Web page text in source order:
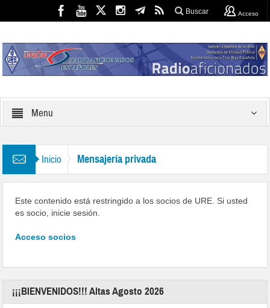
Buscar Acceso
Menu
Inicio Mensajería privada
Este contenido está restringido a los socios de URE. Si usted
es socio, inicie sesión.
Acceso socios
¡¡¡BIENVENIDOS!!! Altas Agosto 2026